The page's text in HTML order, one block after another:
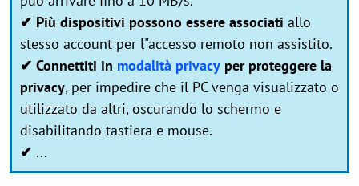
✔ Più dispositivi possono essere associati allo
stesso account per l"accesso remoto non assistito.
✔ Connettiti in modalità privacy per proteggere la
privacy, per impedire che il PC venga visualizzato o
utilizzato da altri, oscurando lo schermo e
disabilitando tastiera e mouse.
✔ ...